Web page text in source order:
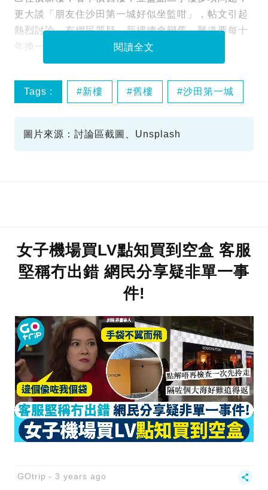
更大談「朋友住沙田第一城好似坐監咁」，帖文引起
熱烈討論。有網民質疑，新樓總會變舊，難道要每十
年換一次樓？
閱讀全文
Tags : 新樓 舊樓 沙田第一城
圖片來源：討論區截圖、Unsplash
女子機場買LV點知買到空盒 客服
堅稱冇出錯 網民分享疑非單一事
件!
GOtrip 3 years ago